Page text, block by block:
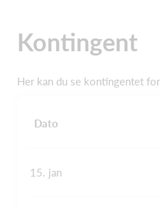
Kontingent
Her kan du se kontingentet
Dato
15. jan